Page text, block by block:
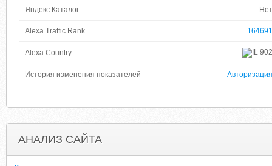
Яндекс Каталог Нет
Alexa Traffic Rank 164691
Alexa Country 902
История изменения показателей Авторизация
АНАЛИЗ САЙТА